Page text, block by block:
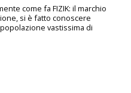
come fa FIZIK: il marchio
si è fatto conoscere
vastissima di